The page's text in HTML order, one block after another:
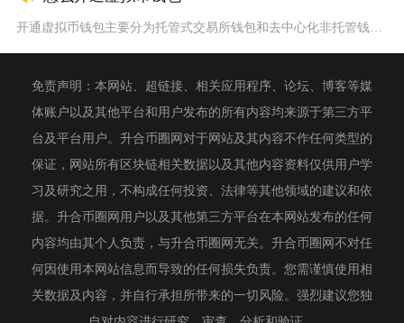
免责声明：本网站、超链接、相关应用程序、论坛、博客等媒
体账户以及其他平台和用户发布的所有内容均来源于第三方平
台及平台用户。升合币圈网对于网站及其内容不作任何类型的
保证，网站所有区块链相关数据以及其他内容资料仅供用户学
习及研究之用，不构成任何投资、法律等其他领域的建议和依
据。升合币圈网用户以及其他第三方平台在本网站发布的任何
内容均由其个人负责，与升合币圈网无关。升合币圈网不对任
何因使用本网站信息而导致的任何损失负责。您需谨慎使用相
关数据及内容，并自行承担所带来的一切风险。强烈建议您独